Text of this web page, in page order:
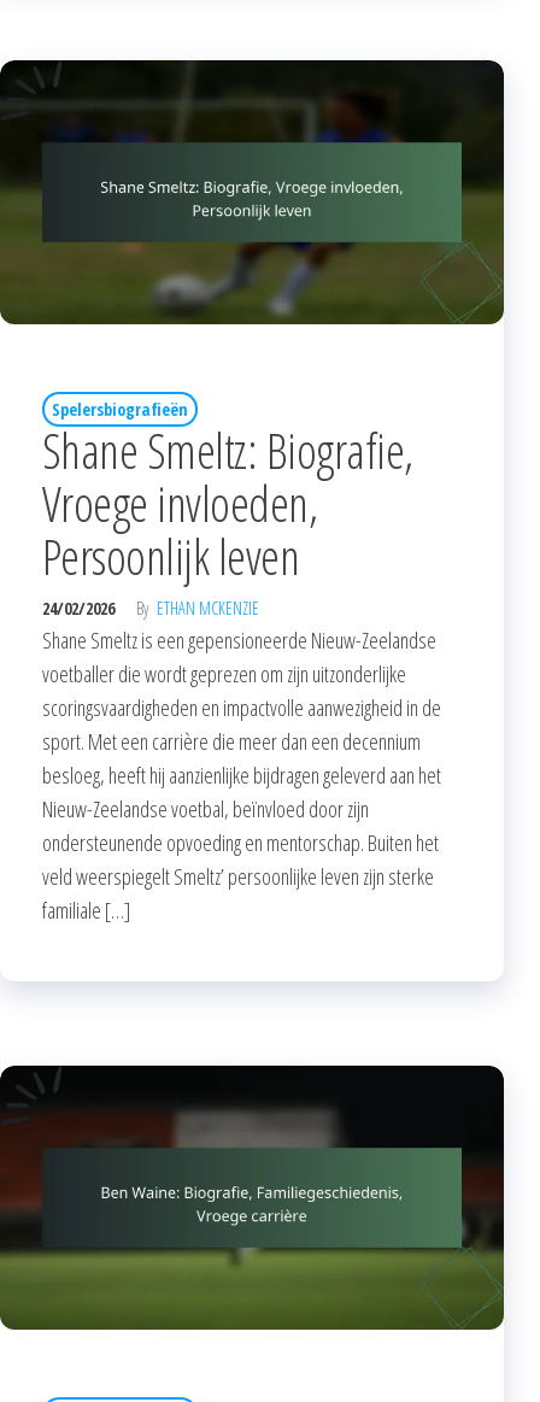
Spelersbiografieën
Shane Smeltz: Biografie,
Vroege invloeden,
Persoonlijk leven
24/02/2026 By ETHAN MCKENZIE
Shane Smeltz is een gepensioneerde Nieuw-Zeelandse
voetballer die wordt geprezen om zijn uitzonderlijke
scoringsvaardigheden en impactvolle aanwezigheid in de
sport. Met een carrière die meer dan een decennium
besloeg, heeft hij aanzienlijke bijdragen geleverd aan het
Nieuw-Zeelandse voetbal, beïnvloed door zijn
ondersteunende opvoeding en mentorschap. Buiten het
veld weerspiegelt Smeltz’ persoonlijke leven zijn sterke
familiale […]